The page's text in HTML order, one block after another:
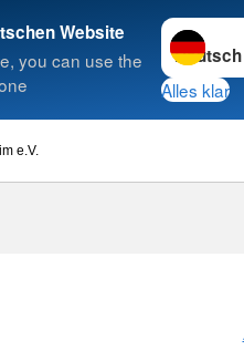
Website
you can use the
Sprache
Alles klar
e.V.
Suche